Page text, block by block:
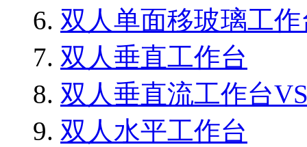
双人单面移玻璃工作
双人垂直工作台
双人垂直流工作台
双人水平工作台